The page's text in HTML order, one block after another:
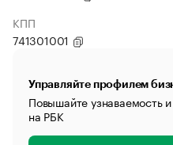
КПП
741301001
Управляйте профилем
Повышайте узнаваемость
на РБК